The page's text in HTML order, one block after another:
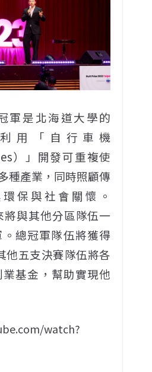
軍是北海道大學的
用「自行車機
）」開發可重複使
種產業，同時照顧傳
保與社會關懷。
將與其他分區隊伍一
總冠軍隊伍將獲得
他五支決賽隊伍將各
基金，幫助實現他
watch?